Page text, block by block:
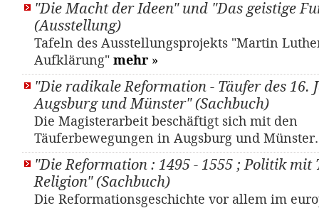
"Die Macht der Ideen" und "Das geistige
(Ausstellung)
Tafeln des Ausstellungsprojekts "Martin
Aufklärung" mehr »
"Die radikale Reformation - Täufer des 16.
Augsburg und Münster" (Sachbuch)
Die Magisterarbeit beschäftigt sich mit den
Täuferbewegungen in Augsburg und
"Die Reformation : 1495 - 1555 ; Politik mit
Religion" (Sachbuch)
Die Reformationsgeschichte vor allem im